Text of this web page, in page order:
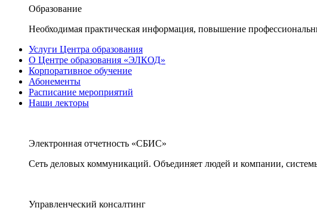
Образование
Необходимая практическая информация, повышение
Услуги Центра образования
О Центре образования «ЭЛКОД»
Корпоративное обучение
Абонементы
Расписание мероприятий
Наши лекторы
Электронная отчетность «СБИС»
Сеть деловых коммуникаций. Объединяет людей и компании,
Управленческий консалтинг